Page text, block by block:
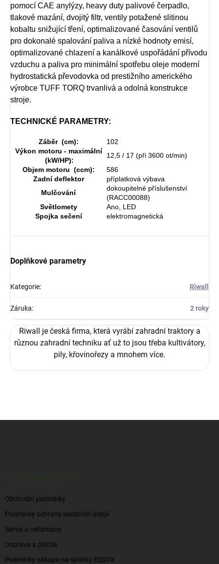
pomocí CAE anylýzy, heavy duty palivové čerpadlo,
tlakové mazání, dvojitý filtr, ventily potažené slitinou
kobaltu snižující tření, optimalizované časování ventilů
pro dokonalé spalování paliva a nízké hodnoty emisí,
optimalizované chlazení a kanálkové uspořádání přívodu
vzduchu a paliva pro minimální spotřebu oleje moderní
hydrostatická převodovka od prestižního amerického
výrobce TUFF TORQ trvanlivá a odolná konstrukce
stroje.
TECHNICKÉ PARAMETRY:
Záběr (cm):
102
Výkon motoru - maximální
(kW/HP):
12,5 / 17 (při 3600 ot/min)
Objem motoru (ccm):
586
Zadní deflektor
příplatková výbava
Mulčování
dokoupitelné příslušenství
(RACC00088)
Světlomety
Ano, LED
Spojka sečení
elektromagnetická
Doplňkové parametry
Kategorie: Riwall
Záruka: 2 roky
Riwall je česká firma, která vyrábí zahradní traktory a
různou zahradní techniku ať už to jsou třeba kultivátory,
pily, křovinořezy a mnohem více.
Obchodní podmínky
Podmínky ochrany osobních údajů
Servis a reklamace
Doprava a platba
Podmínky nákupu na splátky ESSOX